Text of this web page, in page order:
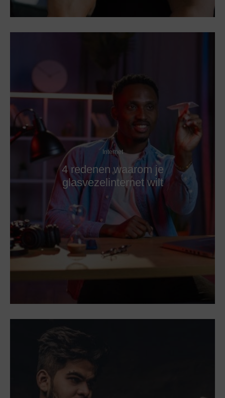
Internet
4 redenen waarom je
glasvezelinternet wilt